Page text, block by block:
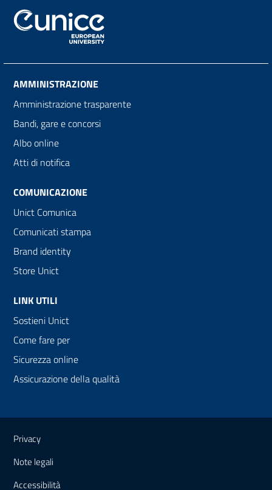
AMMINISTRAZIONE
Amministrazione trasparente
Bandi, gare e concorsi
Albo online
Atti di notifica
COMUNICAZIONE
Unict Comunica
Comunicati stampa
Brand identity
Store Unict
LINK UTILI
Sostieni Unict
Come fare per
Sicurezza online
Assicurazione della qualità
Link e informazioni utili
Privacy
Note legali
Accessibilità